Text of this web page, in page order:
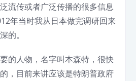
流传或者广泛传播的很多信息
年当时我从日本做完调研回来
的。
的人物，名字叫本森特，很快
，目前来讲应该是特朗普政府